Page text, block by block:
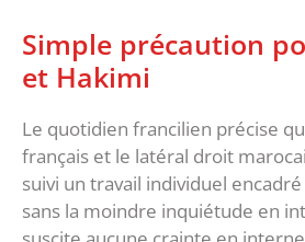
Simple précaution
et Hakimi
Le quotidien francilien précise
français et le latéral droit
suivi un travail individuel encadré
sans la moindre inquiétude en